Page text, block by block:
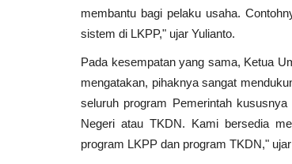
membantu bagi pelaku usaha.
sistem di LKPP," ujar Yulianto.
Pada kesempatan yang sama, Ketua
mengatakan, pihaknya sangat
seluruh program Pemerintah
Negeri atau TKDN. Kami bersedia
program LKPP dan program TKDN,"